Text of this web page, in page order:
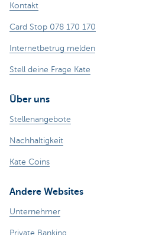
Kontakt
Card Stop 078 170 170
Internetbetrug melden
Stell deine Frage Kate
Über uns
Stellenangebote
Nachhaltigkeit
Kate Coins
Andere Websites
Unternehmer
Private Banking